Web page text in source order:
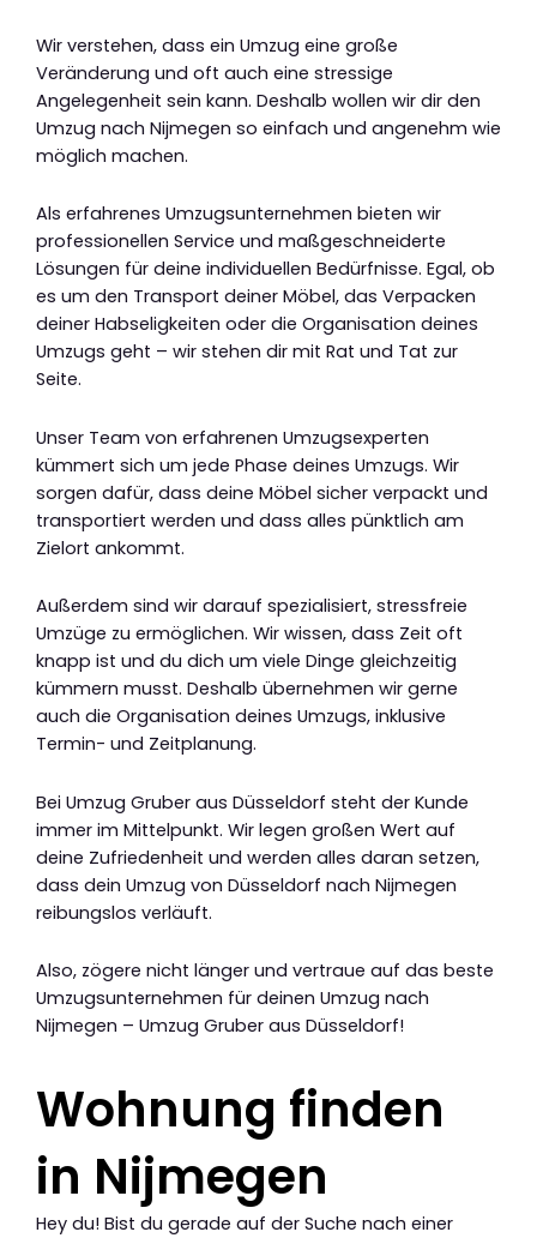
Wir verstehen, dass ein Umzug eine große
Veränderung und oft auch eine stressige
Angelegenheit sein kann. Deshalb wollen wir dir den
Umzug nach Nijmegen so einfach und angenehm wie
möglich machen.
Als erfahrenes Umzugsunternehmen bieten wir
professionellen Service und maßgeschneiderte
Lösungen für deine individuellen Bedürfnisse. Egal, ob
es um den Transport deiner Möbel, das Verpacken
deiner Habseligkeiten oder die Organisation deines
Umzugs geht – wir stehen dir mit Rat und Tat zur
Seite.
Unser Team von erfahrenen Umzugsexperten
kümmert sich um jede Phase deines Umzugs. Wir
sorgen dafür, dass deine Möbel sicher verpackt und
transportiert werden und dass alles pünktlich am
Zielort ankommt.
Außerdem sind wir darauf spezialisiert, stressfreie
Umzüge zu ermöglichen. Wir wissen, dass Zeit oft
knapp ist und du dich um viele Dinge gleichzeitig
kümmern musst. Deshalb übernehmen wir gerne
auch die Organisation deines Umzugs, inklusive
Termin- und Zeitplanung.
Bei Umzug Gruber aus Düsseldorf steht der Kunde
immer im Mittelpunkt. Wir legen großen Wert auf
deine Zufriedenheit und werden alles daran setzen,
dass dein Umzug von Düsseldorf nach Nijmegen
reibungslos verläuft.
Also, zögere nicht länger und vertraue auf das beste
Umzugsunternehmen für deinen Umzug nach
Nijmegen – Umzug Gruber aus Düsseldorf!
Wohnung finden
in Nijmegen
Hey du! Bist du gerade auf der Suche nach einer